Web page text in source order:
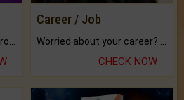
Career / Job
CHECK NOW